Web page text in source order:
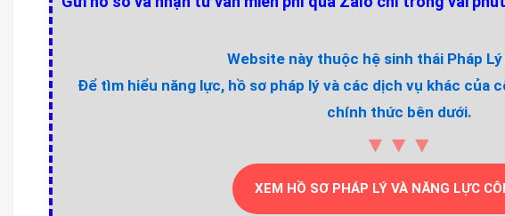
Website này thuộc hệ sinh thái Pháp Lý
Để tìm hiểu năng lực, hồ sơ pháp lý và các dịch vụ khác của
chính thức bên dưới.
▼▼▼
XEM HỒ SƠ PHÁP LÝ VÀ NĂNG LỰC